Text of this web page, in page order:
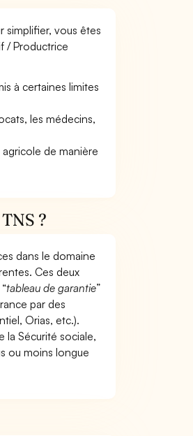
simplifier, vous êtes
/ Productrice
à certaines limites
les médecins,
de manière
?
dans le domaine
Ces deux
tableau de garantie”
par des
Orias, etc.).
la Sécurité sociale,
ou moins longue